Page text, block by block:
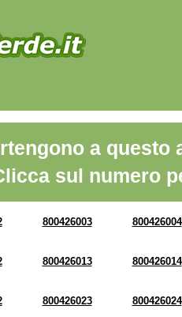
a questo
sul numero
800426003 800426004
800426013 800426014
800426023 800426024